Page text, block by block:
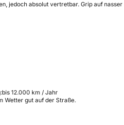
jedoch absolut vertretbar. Grip auf
bis 12.000 km / Jahr
Wetter gut auf der Straße.